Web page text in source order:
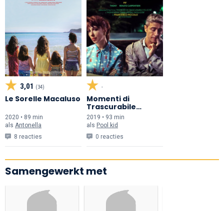
3,01 (34)
Le Sorelle Macaluso
2020 • 89 min
als Antonella
8 reacties
-
Momenti di
Trascurabile
Felicità
2019 • 93 min
als Pool kid
0 reacties
Samengewerkt met